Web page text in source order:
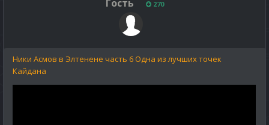
Гость 270
Ники Асмов в Элтенене часть 6 Одна из лучших точек
Кайдана